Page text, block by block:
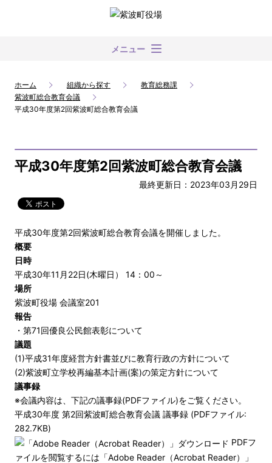
メニュー
ホーム 組織から探す
教育総務課
紫波町総合教育会議
平成30年度第2回紫波町総合教育会議
平成30年度第2回紫波町総合教育会議
最終更新日：2023年03月29日
平成30年度第2回紫波町総合教育会議を開催しました。
概要
日時
平成30年11月22日(木曜日） 14：00～
場所
紫波町役場 会議室201
報告
・第71回優良公民館表彰について
議題
(1)平成31年度経営方針書並びに教育行政の方針について
(2)紫波町立学校再編基本計画(案)の策定方針について
議事録
※会議内容は、下記の議事録(PDFファイル)をご覧ください。
平成30年度 第2回紫波町総合教育会議 議事録 (PDFファイル:
282.7KB)
PDFフ
ァイルを閲覧するには「Adobe Reader（Acrobat Reader）」